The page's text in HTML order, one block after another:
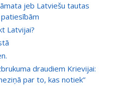
jeb Latviešu tautas
Latvijai?
draudiem Krievijai:
par to, kas notiek”